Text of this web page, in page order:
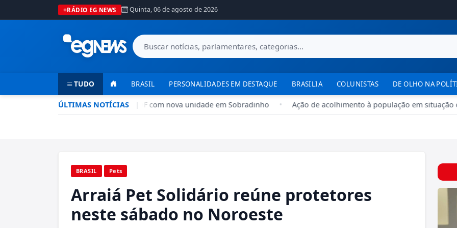
RÁDIO EG NEWS Quinta, 06 de agosto de 2026
TUDO BRASIL PERSONALIDADES EM DESTAQUE BRASILIA COLUNISTAS DE OLHO NA
ÚLTIMAS NOTÍCIAS |
Rede CADE aumenta presença no DF com nova unidade em Sobradinho Ação de acolhimento à população em situação
BRASIL Pets
Arraiá Pet Solidário reúne protetores
neste sábado no Noroeste